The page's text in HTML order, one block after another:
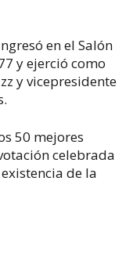
en el Salón
y ejerció como
y vicepresidente
50 mejores
celebrada
de la